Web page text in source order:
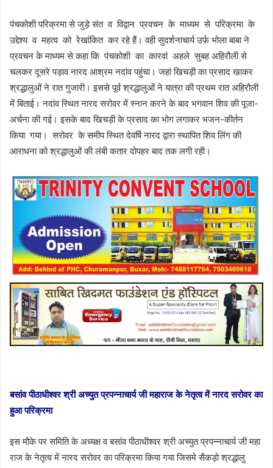
पंचकोशी परिक्रमा से जुड़े संत व विद्वान प्रवचन के माध्यम से परिक्रमा के
उद्देश्य व महत्व को रेखांकित कर रहे हैं। वही सुदर्शनाचार्य उर्फ़ भोला बाबा ने
प्रवचन के माध्यम से कहा कि पंचकोशी का कारवां अहले सुबह अहिरौली से
चलकर दूसरे पड़ाव नारद आश्रम नदांव पहुंचा। जहां खिचड़ी का प्रसाद खाकर
श्रद्धालुओं ने रात गुजारी। इससे पूर्व श्रद्धालुओं ने यात्रा की प्रथम रात अहिरौली
में बिताई। नदांव स्थित नारद सरोवर में स्नान करने के बाद भगवान शिव की पूजा-
अर्चना की गई। इसके बाद खिचड़ी के प्रसाद का भोग लगाकर भजन-कीर्तन
किया गया। सरोवर के समीप स्थित देवर्षि नारद द्वारा स्थापित शिव लिंग की
आराधना को श्रद्धालुओं की लंबी कतार दोपहर बाद तक लगी रही।
बसांव पीठाधीश्वर श्री अच्युत प्रपन्नाचार्य जी महाराज के नेतृत्व में नारद सरोवर का
हुआ परिक्रमा
इस मौके पर समिति के अध्यक्ष व बसांव पीठाधीश्वर श्री अच्युत प्रपन्नाचार्य जी महा
राज के नेतृत्व में नारद सरोवर का परिक्रमा किया गया जिसमे सैकड़ो श्रद्धालु